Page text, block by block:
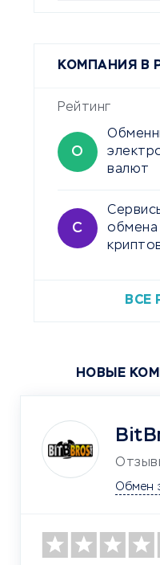
КОМПАНИЯ В
Рейтинг
О
валют
С
обмена
ВСЕ
НОВЫЕ
Обмен